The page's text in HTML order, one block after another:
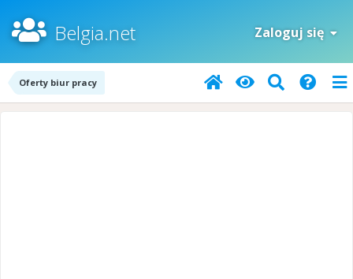
Belgia.net Zaloguj się
Oferty biur pracy